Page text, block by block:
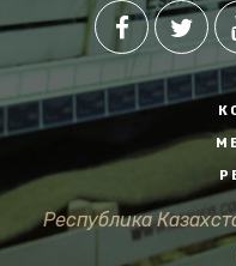
Республика